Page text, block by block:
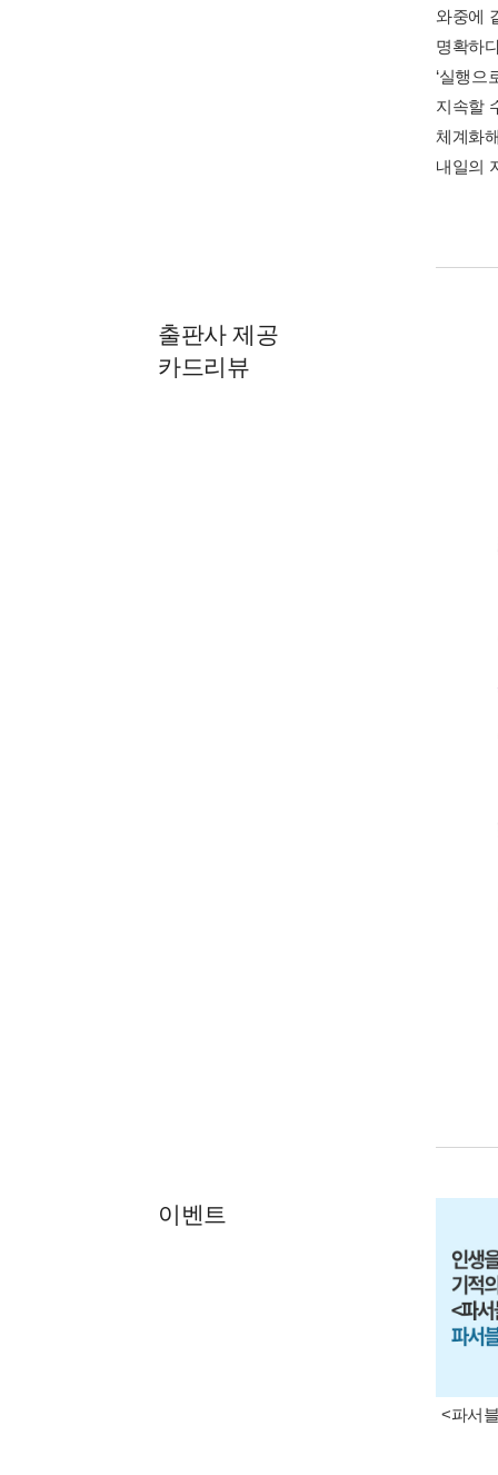
와중에
명확하
‘실행으
지속할
체계화
내일의
출판사 제공
카드리뷰
이벤트
<파서